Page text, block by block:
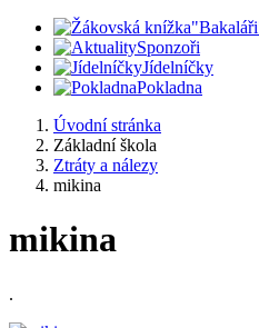
Sponzoři
Jídelníčky
Pokladna
Úvodní stránka
Základní škola
Ztráty a nálezy
mikina
mikina
.